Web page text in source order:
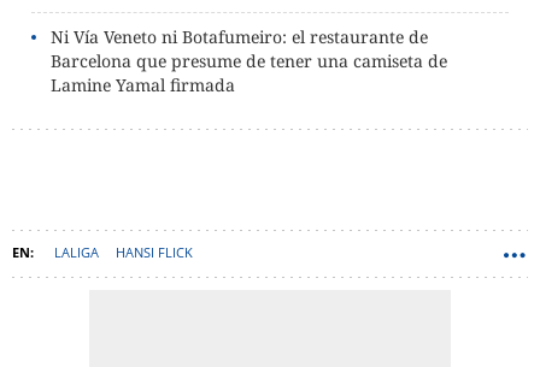
Ni Vía Veneto ni Botafumeiro: el restaurante de
Barcelona que presume de tener una camiseta de
Lamine Yamal firmada
LALIGA HANSI FLICK